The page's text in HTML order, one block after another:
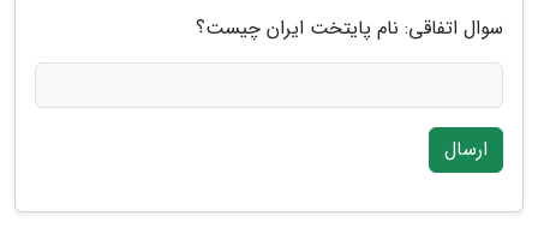
سوال اتفاقی: نام پایتخت ایران چیست؟
ارسال